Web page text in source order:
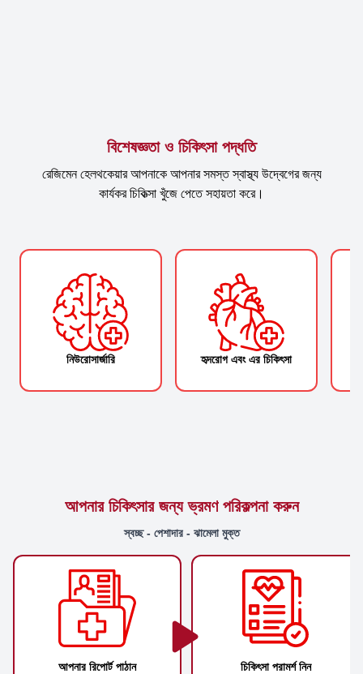
বিশেষজ্ঞতা ও চিকিৎসা পদ্ধতি
রেজিমেন হেলথকেয়ার আপনাকে আপনার সমস্ত স্বাস্থ্য উদ্বেগের জন্য
কার্যকর চিকিত্সা খুঁজে পেতে সহায়তা করে।
নিউরোসার্জারি হৃদরোগ এবং এর চিকিৎসা
আপনার চিকিৎসার জন্য ভ্রমণ পরিকল্পনা করুন
স্বচ্ছ - পেশাদার - ঝামেলা মুক্ত
আপনার রিপোর্ট পাঠান চিকিৎসা পরামর্শ নিন